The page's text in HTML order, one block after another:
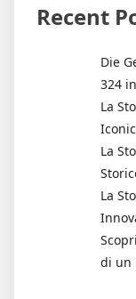
Recent
Die
324
La
La
La
di un